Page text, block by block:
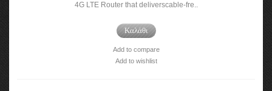
4G LTE Router that deliverscable-fre..
Καλάθι
Add to compare
Add to wishlist